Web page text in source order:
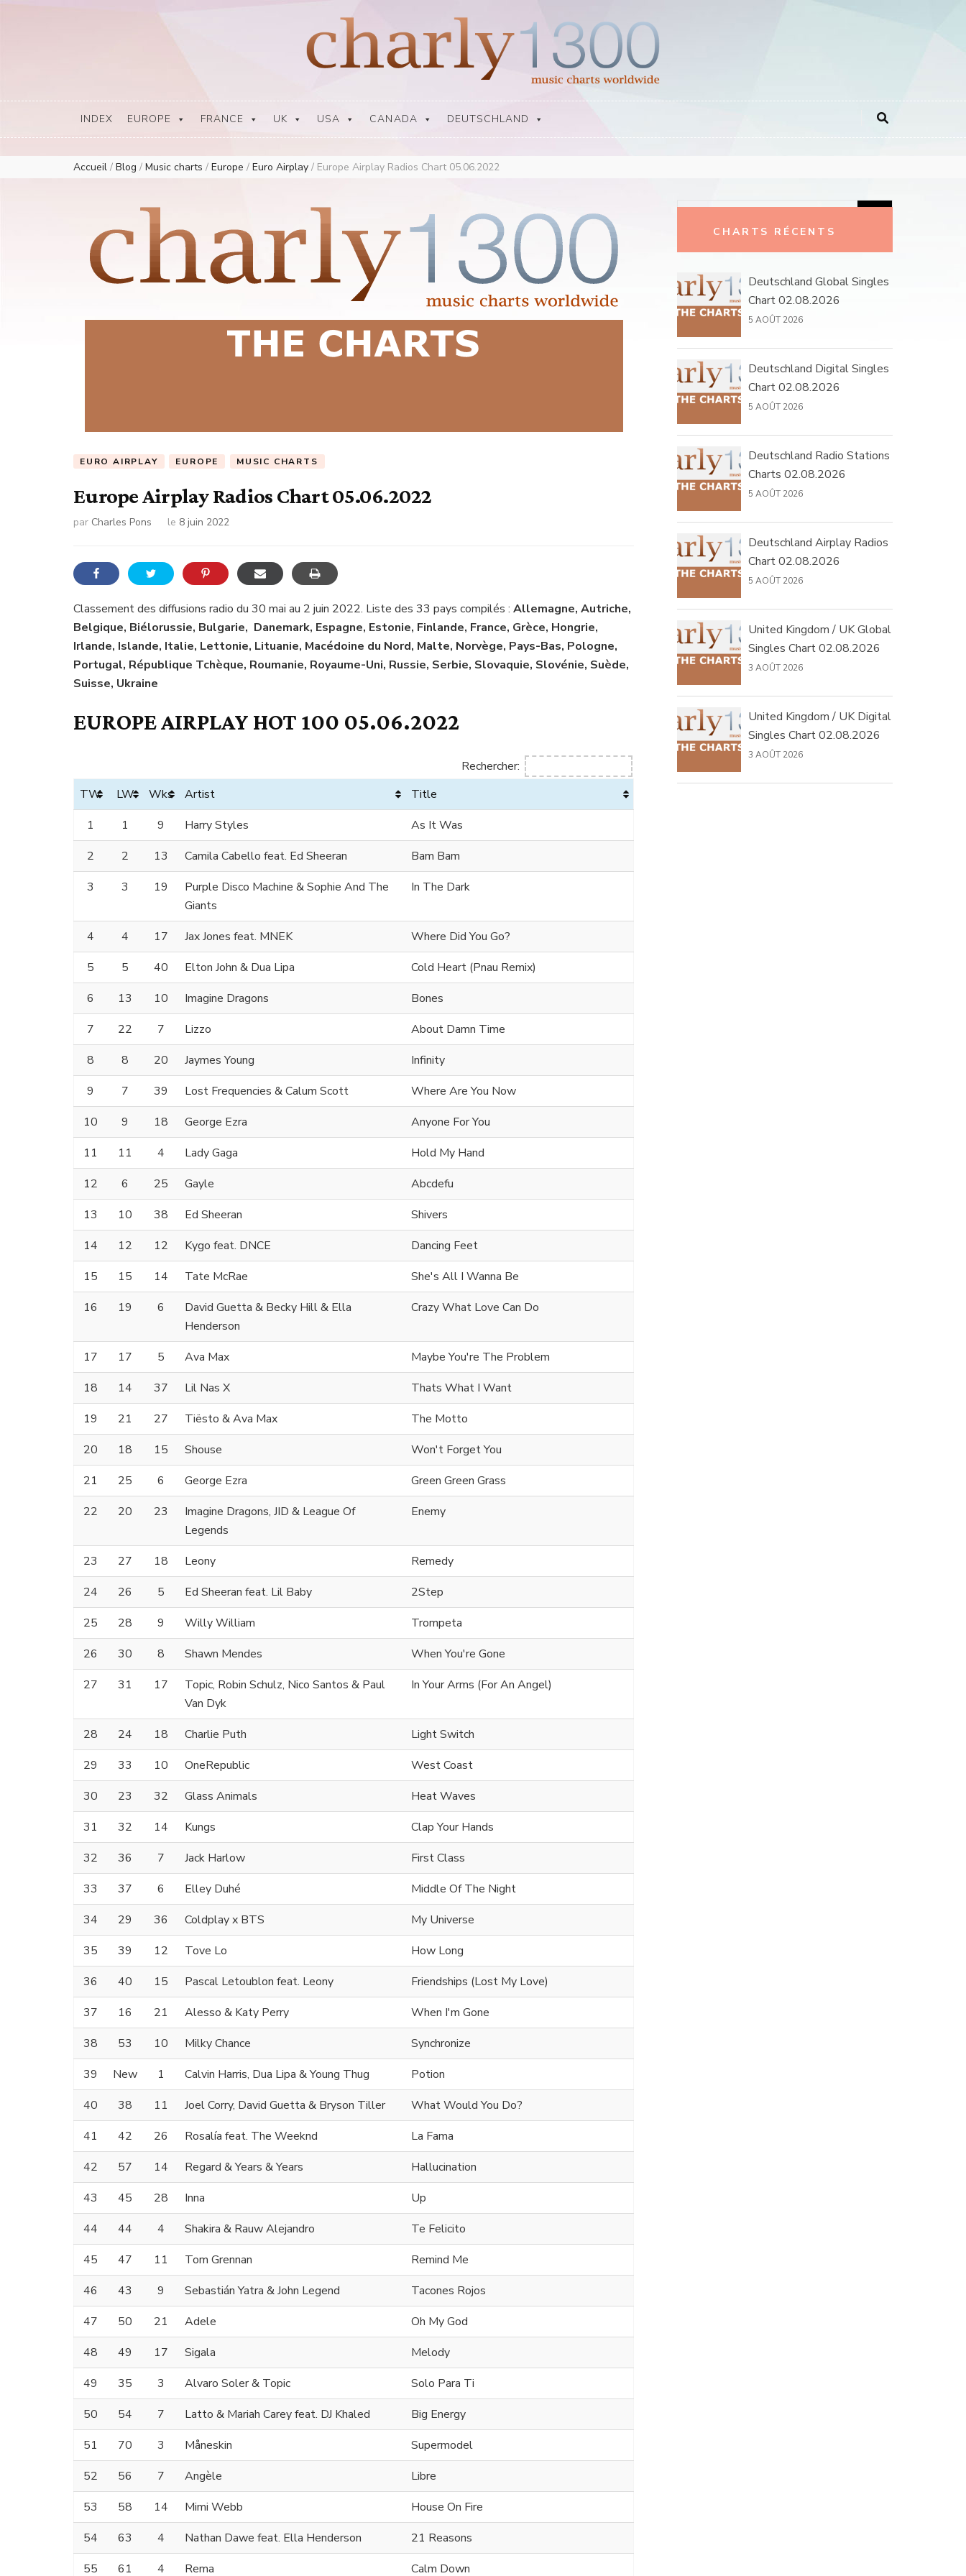
Europe Airplay Charts Radios Music Worldwide – Charly1300
European Music Charts plus USA and Australia
INDEX EUROPE FRANCE UK USA CANADA DEUTSCHLAND
Accueil / Blog / Music charts / Europe / Euro Airplay / Europe Airplay Radios Chart 05.06.2022
EURO AIRPLAY EUROPE MUSIC CHARTS
Europe Airplay Radios Chart 05.06.2022
par Charles Pons le 8 juin 2022
Classement des diffusions radio du 30 mai au 2 juin 2022. Liste des 33 pays compilés : Allemagne, Autriche,
Belgique, Biélorussie, Bulgarie, Danemark, Espagne, Estonie, Finlande, France, Grèce, Hongrie,
Irlande, Islande, Italie, Lettonie, Lituanie, Macédoine du Nord, Malte, Norvège, Pays-Bas, Pologne,
Portugal, République Tchèque, Roumanie, Royaume-Uni, Russie, Serbie, Slovaquie, Slovénie, Suède,
Suisse, Ukraine
EUROPE AIRPLAY HOT 100 05.06.2022
Rechercher:
TW
LW Wks Artist
Title
1
1 9 Harry Styles
As It Was
2
2 13 Camila Cabello feat. Ed Sheeran
Bam Bam
3
3 19
Purple Disco Machine & Sophie And The
Giants
In The Dark
4 4 17 Jax Jones feat. MNEK
Where Did You Go?
5
5 40 Elton John & Dua Lipa
Cold Heart (Pnau Remix)
6
13 10 Imagine Dragons
Bones
7
22 7 Lizzo
About Damn Time
8
8 20 Jaymes Young
Infinity
9
7 39 Lost Frequencies & Calum Scott
Where Are You Now
10
9 18 George Ezra
Anyone For You
11
11 4 Lady Gaga
Hold My Hand
12
6 25 Gayle
Abcdefu
13
10 38 Ed Sheeran
Shivers
14
12 12 Kygo feat. DNCE
Dancing Feet
15
15 14 Tate McRae
She's All I Wanna Be
16
19 6
David Guetta & Becky Hill & Ella
Henderson
Crazy What Love Can Do
17 17 5 Ava Max
Maybe You're The Problem
18
14 37 Lil Nas X
Thats What I Want
19
21 27 Tiësto & Ava Max
The Motto
20
18 15 Shouse
Won't Forget You
21
25 6 George Ezra
Green Green Grass
22
20 23
Imagine Dragons, JID & League Of
Legends
Enemy
23 27 18 Leony
Remedy
24
26 5 Ed Sheeran feat. Lil Baby
2Step
25
28 9 Willy William
Trompeta
26
30 8 Shawn Mendes
When You're Gone
27
31 17
Topic, Robin Schulz, Nico Santos & Paul
Van Dyk
In Your Arms (For An Angel)
28 24 18 Charlie Puth
Light Switch
29
33 10 OneRepublic
West Coast
30
23 32 Glass Animals
Heat Waves
31
32 14 Kungs
Clap Your Hands
32
36 7 Jack Harlow
First Class
33
37 6 Elley Duhé
Middle Of The Night
34
29 36 Coldplay x BTS
My Universe
35
39 12 Tove Lo
How Long
36
40 15 Pascal Letoublon feat. Leony
Friendships (Lost My Love)
37
16 21 Alesso & Katy Perry
When I'm Gone
38
53 10 Milky Chance
Synchronize
39
New 1 Calvin Harris, Dua Lipa & Young Thug
Potion
40
38 11 Joel Corry, David Guetta & Bryson Tiller
What Would You Do?
41
42 26 Rosalía feat. The Weeknd
La Fama
42
57 14 Regard & Years & Years
Hallucination
43
45 28 Inna
Up
44
44 4 Shakira & Rauw Alejandro
Te Felicito
45
47 11 Tom Grennan
Remind Me
46
43 9 Sebastián Yatra & John Legend
Tacones Rojos
47
50 21 Adele
Oh My God
48
49 17 Sigala
Melody
49
35 3 Alvaro Soler & Topic
Solo Para Ti
50
54 7 Latto & Mariah Carey feat. DJ Khaled
Big Energy
51
70 3 Måneskin
Supermodel
52
56 7 Angèle
Libre
53
58 14 Mimi Webb
House On Fire
54
63 4 Nathan Dawe feat. Ella Henderson
21 Reasons
55
61 4 Rema Calm Down
CHARTS RÉCENTS
Deutschland Global Singles
Chart 02.08.2026
5 AOÛT 2026
Deutschland Digital Singles
Chart 02.08.2026
5 AOÛT 2026
Deutschland Radio Stations
Charts 02.08.2026
5 AOÛT 2026
Deutschland Airplay Radios
Chart 02.08.2026
5 AOÛT 2026
United Kingdom / UK Global
Singles Chart 02.08.2026
3 AOÛT 2026
United Kingdom / UK Digital
Singles Chart 02.08.2026
3 AOÛT 2026